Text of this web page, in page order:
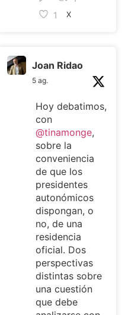
1
X
Joan Ridao
5 ag.
Hoy debatimos,
con
@tinamonge,
sobre la
conveniencia
de que los
presidentes
autonómicos
dispongan, o
no, de una
residencia
oficial. Dos
perspectivas
distintas sobre
una cuestión
que debe